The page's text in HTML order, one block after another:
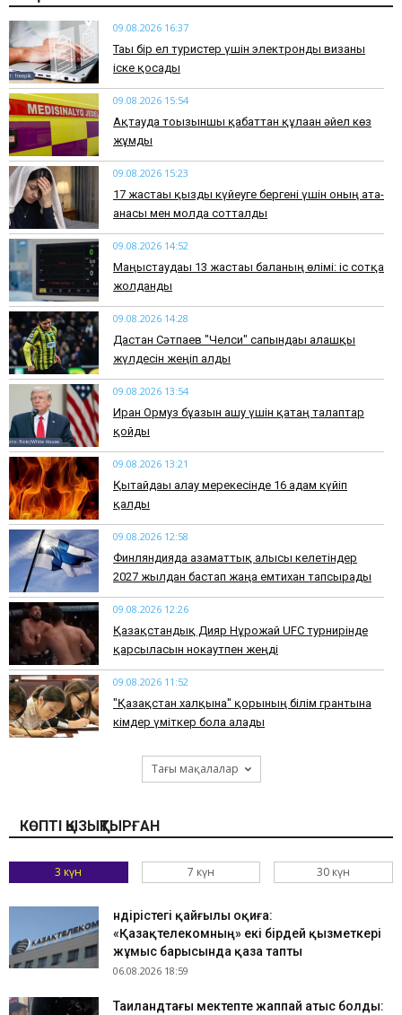
09.08.2026 16:37
Тағы бір ел туристер үшін электронды визаны
іске қосады
09.08.2026 15:54
Ақтауда тоғызыншы қабаттан құлаған әйел көз
жұмды
09.08.2026 15:23
17 жастағы қызды күйеуге бергені үшін оның ата-
анасы мен молда сотталды
09.08.2026 14:52
Маңғыстаудағы 13 жастағы баланың өлімі: іс сотқа
жолданды
09.08.2026 14:28
Дастан Сәтпаев "Челси" сапындағы алғашқы
жүлдесін жеңіп алды
09.08.2026 13:54
Иран Ормуз бұғазын ашу үшін қатаң талаптар
қойды
09.08.2026 13:21
Қытайдағы алау мерекесінде 16 адам күйіп
қалды
09.08.2026 12:58
Финляндияда азаматтық алғысы келетіндер
2027 жылдан бастап жаңа емтихан тапсырады
09.08.2026 12:26
Қазақстандық Дияр Нұрғожай UFC турнирінде
қарсыласын нокаутпен жеңді
09.08.2026 11:52
"Қазақстан халқына" қорының білім грантына
кімдер үміткер бола алады
Тағы мақалалар
КӨПТІ ҚЫЗЫҚТЫРҒАН
3 күн 7 күн 30 күн
Өндірістегі қайғылы оқиға:
«Қазақтелекомның» екі бірдей қызметкері
жұмыс барысында қаза тапты
06.08.2026 18:59
Таиландтағы мектепте жаппай атыс болды: